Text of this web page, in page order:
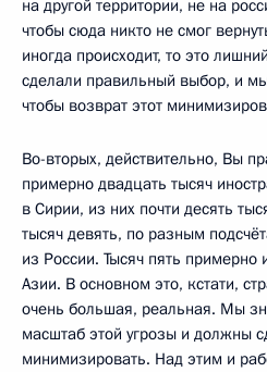
на другой территории, не на
чтобы сюда никто не смог
иногда происходит, то это
сделали правильный выбор, и
чтобы возврат этот
Во-вторых, действительно, Вы
примерно двадцать тысяч
в Сирии, из них почти десять
тысяч девять, по разным
из России. Тысяч пять примерно
Азии. В основном это, кстати,
очень большая, реальная. Мы
масштаб этой угрозы и должны
минимизировать. Над этим и